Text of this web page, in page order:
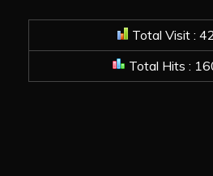
Total Visit :
Total Hits :